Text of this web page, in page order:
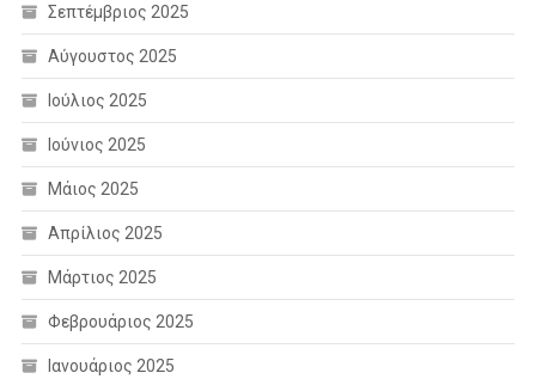
Σεπτέμβριος 2025
Αύγουστος 2025
Ιούλιος 2025
Ιούνιος 2025
Μάιος 2025
Απρίλιος 2025
Μάρτιος 2025
Φεβρουάριος 2025
Ιανουάριος 2025